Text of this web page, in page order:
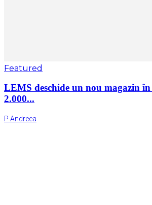
Featured
LEMS deschide un nou magazin în
2.000...
P Andreea